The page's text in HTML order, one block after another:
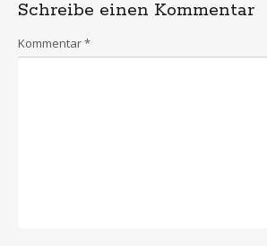
Schreibe einen Kommentar
Kommentar*